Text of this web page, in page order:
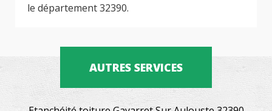
le département 32390.
AUTRES SERVICES